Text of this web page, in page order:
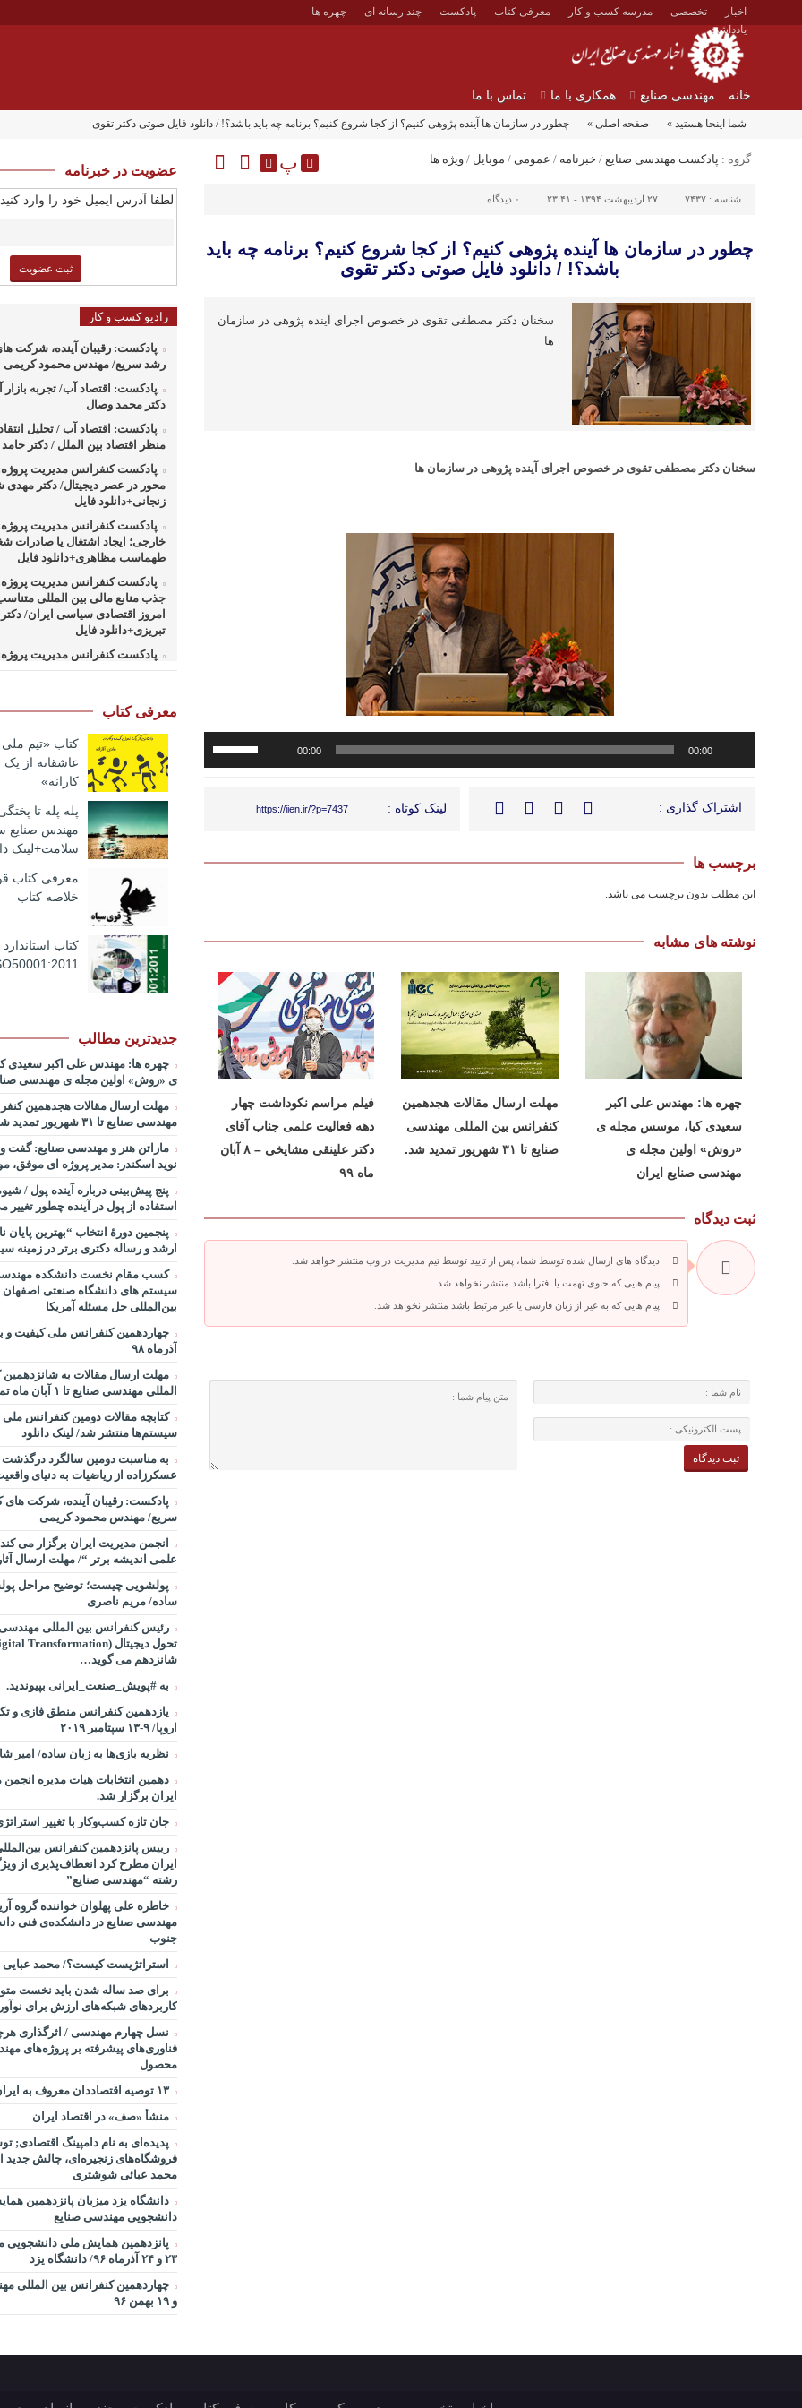
اخبار تخصصی مدرسه کسب و کار معرفی کتاب پادکست چند رسانه ای
چهره ها
یادداشت
خانه مهندسی صنایع همکاری با ما تماس با ما
شما اینجا هستید » صفحه اصلی » چطور در سازمان ها آینده پژوهی کنیم؟ از کجا شروع کنیم؟ برنامه چه باید باشد؟! / دانلود فایل صوتی دکتر تقوی
گروه : پادکست مهندسی صنایع / خبرنامه / عمومی / موبایل / ویژه ها پ
شناسه : ۷۴۳۷ ۲۷ اردیبهشت ۱۳۹۴ - ۲۳:۴۱ ۰ دیدگاه
چطور در سازمان ها آینده پژوهی کنیم؟ از کجا شروع کنیم؟ برنامه چه باید
باشد؟! / دانلود فایل صوتی دکتر تقوی
سخنان دکتر مصطفی تقوی در خصوص اجرای آینده پژوهی در سازمان
ها
سخنان دکتر مصطفی تقوی در خصوص اجرای آینده پژوهی در سازمان ها
00:00
00:00
افزایش
یا
و
اشتراک گذاری : لینک کوتاه : https://iien.ir/?p=7437
برچسب ها
این مطلب بدون برچسب می باشد.
نوشته های مشابه
چهره ها: مهندس علی اکبر
سعیدی کیا، موسس مجله ی
«روش» اولین مجله ی
مهندسی صنایع ایران
مهلت ارسال مقالات هجدهمین
کنفرانس بین المللی مهندسی
صنایع تا ۳۱ شهریور تمدید شد.
فیلم مراسم نکوداشت چهار
دهه فعالیت علمی جناب آقای
دکتر علینقی مشایخی – ۸ آبان
ماه ۹۹
ثبت دیدگاه
دیدگاه های ارسال شده توسط شما، پس از تایید توسط تیم مدیریت در وب منتشر خواهد شد.
پیام هایی که حاوی تهمت یا افترا باشد منتشر نخواهد شد.
پیام هایی که به غیر از زبان فارسی یا غیر مرتبط باشد منتشر نخواهد شد.
عضویت در خبرنامه
لطفا آدرس ایمیل خود را وارد
رادیو کسب و کار
پادکست: رقیبان آینده، شرکت
رشد سریع/ مهندس محمود کریمی
پادکست: اقتصاد آب/ تجربه بازار
دکتر محمد وصال
پادکست: اقتصاد آب / تحلیل
منظر اقتصاد بین الملل / دکتر
پادکست کنفرانس مدیریت
محور در عصر دیجیتال/ دکتر مهدی
زنجانی+دانلود فایل
پادکست کنفرانس مدیریت
خارجی؛ ایجاد اشتغال یا صادرات
طهماسب مظاهری+دانلود فایل
پادکست کنفرانس مدیریت
جذب منابع مالی بین المللی
امروز اقتصادی سیاسی ایران/
تبریزی+دانلود فایل
پادکست کنفرانس مدیریت
وزارت نفت در ارتقای مدیریت
صنعت نفت/ مهندس حبیب الله
فایل
پادکست کنفرانس مدیریت پروژه:
کسب و کارهای پروژه محور/ دکتر
صبحیه+دانلود فایل
پادکست کنفرانس مدیریت:
ارشد برای ارتقای شایستگیهای
استراتژی/ دکتر محمد ابویی
صوتی
پادکست کنفرانس مدیریت:
خلاق تری بسازیم/ دکتر کیوان
صوتی
پادکست کنفرانس مدیریت:
دیانی+دانلود فایل صوتی
پادکست کنفرانس مدیریت:
قراردادها در تدوین سیستمهای
جایزه نوبل اقتصاد/ بخش دوم /
قدوسی+دانلود فایل صوتی
پادکست کنفرانس مدیریت:
قراردادها در تدوین سیستمهای
جایزه نوبل اقتصاد/ بخش اول /
پادکست سخنرانی دکتر بهرخ
روی ماه و مریخ
پادکست/ سخنان دکتر سعید
مدیریت دارایی های فیزیکی
چطور در سازمان ها آینده پژوهی
شروع کنیم؟ برنامه چه باید باشد؟! /
صوتی دکتر تقوی
فایل صوتی گفت و گوی رامبد
مصطفی تقوی در خصوص آینده
خندوانه
سخنرانی دکتر دیواندری در
بانکداری / کنفرانس ملی توسعه
بانکی
سخنرانی دکتر علیرضا فیض بخش
پژوهی نظام بانکداری / ۹ بهمن ماه ۹۲
معرفی کتاب
کتاب «تیم ملی
عاشقانه از
کارانه»
پله پله تا
مهندس صنایع
سلامت+لینک
معرفی کتاب
خلاصه کتاب
کتاب
جدیدترین مطالب
چهره ها: مهندس علی اکبر سعیدی
ی «روش» اولین مجله ی مهندسی
مهلت ارسال مقالات هجدهمین
مهندسی صنایع تا ۳۱ شهریور تمدید شد.
ماراتن هنر و مهندسی صنایع: گفت
نوید اسکندر: مدیر پروژه ای موفق،
پنج پیش‌بینی درباره آینده پول /
استفاده از پول در آینده چطور تغییر
پنجمین دورۀ انتخاب “بهترین پایان
ارشد و رساله دکتری برتر در زمینه
کسب مقام نخست دانشکده
سیستم های دانشگاه صنعتی اصفهان
بین‌المللی حل مسئله آمریکا
آذرماه ۹۸
مهلت ارسال مقالات به شانزدهمین
المللی مهندسی صنایع تا ۱ آبان ماه تمدید شد.
کتابچه مقالات دومین کنفرانس
سیستم‌ها منتشر شد/ لینک دانلود
به مناسبت دومین سالگرد درگذشت
عسکرزاده از ریاضیات به دنیای
پادکست: رقیبان آینده، شرکت های
سریع/ مهندس محمود کریمی
انجمن مدیریت ایران برگزار می
علمی اندیشه برتر “/ مهلت ارسال آثار ۱۵ شهریور
پولشویی چیست؛ توضیح مراحل
ساده/ مریم ناصری
رئیس کنفرانس بین المللی مهندسی
شانزدهم می گوید…
به #پویش_صنعت_ایرانی بپیوندید.
یازدهمین کنفرانس منطق فازی و
اروپا/ ۹-۱۳ سپتامبر ۲۰۱۹
نظریه بازی‌ها به زبان ساده/ امیر
دهمین انتخابات هیات مدیره
ایران برگزار شد.
جان تازه کسب‌وکار با تغییر
رییس پانزدهمین کنفرانس
ایران مطرح کرد انعطاف‌پذیری از
رشته “مهندسی صنایع”
خاطره علی پهلوان خواننده گروه
مهندسی صنایع در دانشکده‌ی فنی
جنوب
استراتژیست کیست؟‬/ محمد عبایی
برای صد ساله شدن باید نخست
کاربردهای شبکه‌های ارزش برای
نسل چهارم مهندسی / اثرگذاری
فناوری‌های پیشرفته بر پروژه‌های
محصول
۱۳ توصیه اقتصاددان معروف به ایران
منشأ «صف» در اقتصاد ایران
پدیده‌ای به نام دامپینگ اقتصادی;
فروشگاه‌های زنجیره‌ای، چالش جدید
محمد عبائی شوشتری
دانشگاه یزد میزبان پانزدهمین
دانشجویی مهندسی صنایع
پانزدهمین همایش ملی دانشجویی
۲۳ و ۲۴ آذرماه ۹۶/ دانشگاه یزد
و ۱۹ بهمن ۹۶